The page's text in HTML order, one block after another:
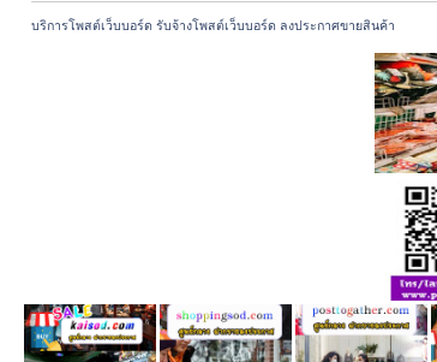
บริการโพสต์เว็บบอร์ด รับจ้างโพสต์เว็บบอร์ด ลงประกาศขายสินค้า